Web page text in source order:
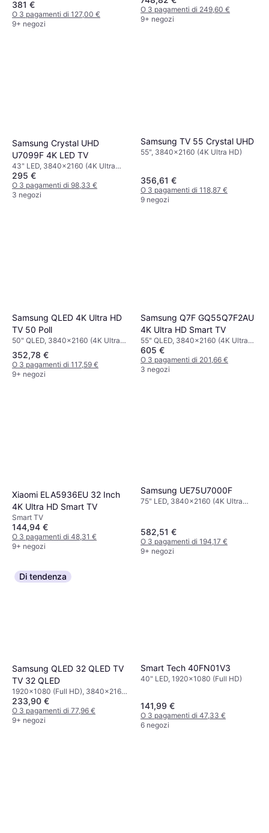
381 €
O 3 pagamenti di 127,00 €
9+ negozi
O 3 pagamenti di 249,60 €
9+ negozi
Samsung Crystal UHD
U7099F 4K LED TV
43" LED, 3840x2160 (4K Ultra
HD), Smart TV
295 €
O 3 pagamenti di 98,33 €
3 negozi
Samsung TV 55 Crystal UHD
55", 3840x2160 (4K Ultra HD)
356,61 €
O 3 pagamenti di 118,87 €
9 negozi
Samsung QLED 4K Ultra HD
TV 50 Poll
50" QLED, 3840x2160 (4K Ultra
HD), Smart TV
352,78 €
O 3 pagamenti di 117,59 €
9+ negozi
Samsung Q7F GQ55Q7F2AU
4K Ultra HD Smart TV
55" QLED, 3840x2160 (4K Ultra
HD), Smart TV
605 €
O 3 pagamenti di 201,66 €
3 negozi
Xiaomi ELA5936EU 32 Inch
4K Ultra HD Smart TV
Smart TV
144,94 €
O 3 pagamenti di 48,31 €
9+ negozi
Samsung UE75U7000F
75" LED, 3840x2160 (4K Ultra
582,51 €
O 3 pagamenti di 194,17 €
9+ negozi
Di tendenza
Samsung QLED 32 QLED TV
TV 32 QLED
1920x1080 (Full HD), 3840x2160
(4K Ultra HD)
233,90 €
O 3 pagamenti di 77,96 €
9+ negozi
Smart Tech 40FN01V3
40" LED, 1920x1080 (Full HD)
141,99 €
O 3 pagamenti di 47,33 €
6 negozi